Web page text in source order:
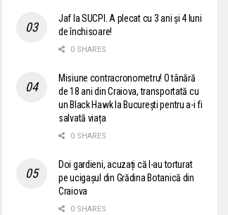
Jaf la SUCPI. A plecat cu 3 ani și 4 luni
de închisoare!
0 SHARES
Misiune contracronometru! O tânără
de 18 ani din Craiova, transportată cu
un Black Hawk la București pentru a-i fi
salvată viața
0 SHARES
Doi gardieni, acuzați că l-au torturat
pe ucigașul din Grădina Botanică din
Craiova
0 SHARES